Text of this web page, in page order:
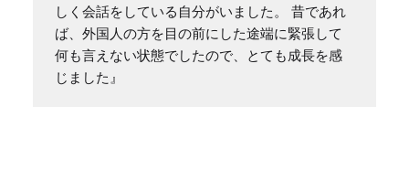
しく会話をしている自分がいました。 昔であれ
ば、外国人の方を目の前にした途端に緊張して
何も言えない状態でしたので、とても成長を感
じました』